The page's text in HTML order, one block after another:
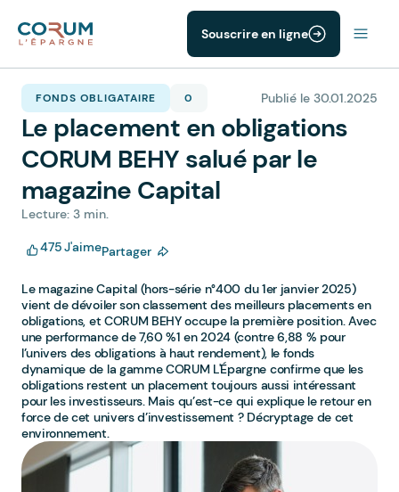
Souscrire en ligne
FONDS OBLIGATAIRE 0 Publié le 30.01.2025
Le placement en obligations
CORUM BEHY salué par le
magazine Capital
Lecture: 3 min.
475J'aimePartager
Le magazine Capital (hors-série n°400 du 1er janvier 2025)
vient de dévoiler son classement des meilleurs placements en
obligations, et CORUM BEHY occupe la première position. Avec
une performance de 7,60 %1 en 2024 (contre 6,88 % pour
l’univers des obligations à haut rendement), le fonds
dynamique de la gamme CORUM L'Épargne confirme que les
obligations restent un placement toujours aussi intéressant
pour les investisseurs. Mais qu’est-ce qui explique le retour en
force de cet univers d’investissement ? Décryptage de cet
environnement.